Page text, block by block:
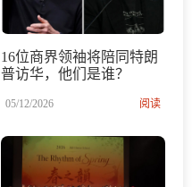
16位商界领袖将陪同特朗
普访华，他们是谁？
05/12/2026 阅读